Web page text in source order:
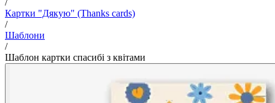
Картки "Дякую" (Thanks cards)
/
Шаблони
/
Шаблон картки спасибі з квітами